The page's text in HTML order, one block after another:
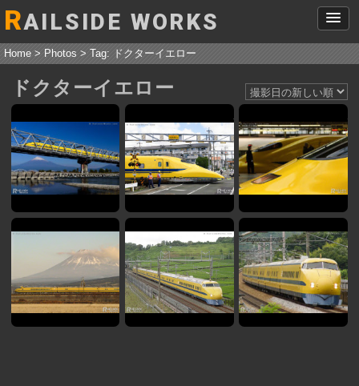
RAILSIDE WORKS
Home> Photos > Tag: ドクターイエロー
ドクターイエロー